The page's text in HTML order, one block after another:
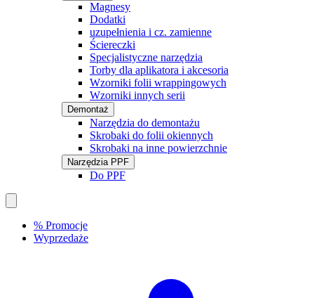
Magnesy
Dodatki
uzupełnienia i cz. zamienne
Ściereczki
Specjalistyczne narzędzia
Torby dla aplikatora i akcesoria
Wzorniki folii wrappingowych
Wzorniki innych serii
Demontaż
Narzędzia do demontażu
Skrobaki do folii okiennych
Skrobaki na inne powierzchnie
Narzędzia PPF
Do PPF
% Promocje
Wyprzedaże